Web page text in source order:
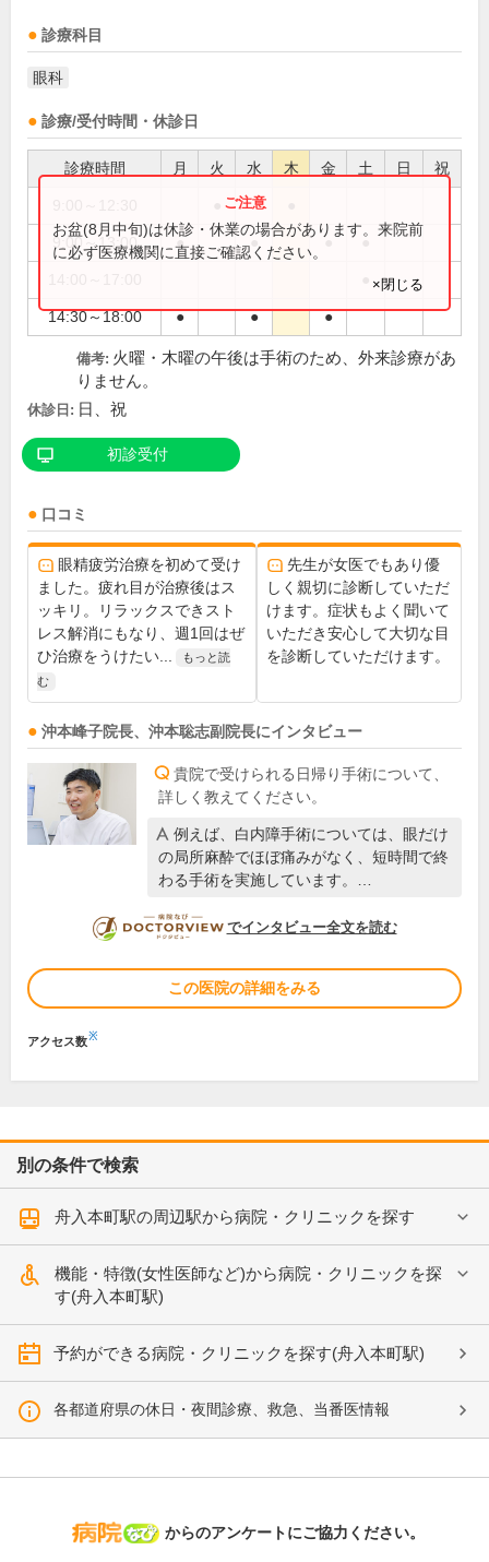
診療科目
眼科
診療/受付時間・休診日
診療時間 月 火 水 木 金 土 日 祝
9:00～13:00 ● ● ● ●
14:30～18:00 ● ● ●
お盆(8月中旬)は休診・休業の場合があります。来院前
に必ず医療機関に直接ご確認ください。
×閉じる
備考: 火曜・木曜の午後は手術のため、外来診療があ
りません。
休診日: 日、祝
初診受付
口コミ
眼精疲労治療を初めて受け
ました。疲れ目が治療後はス
ッキリ。リラックスできスト
レス解消にもなり、週1回はぜ
ひ治療をうけたい...
もっと読
む
先生が女医でもあり優
しく親切に診断していただ
けます。症状もよく聞いて
いただき安心して大切な目
を診断していただけます。
沖本峰子院長、 沖本聡志副院長にインタビュー
貴院で受けられる日帰り手術について、
詳しく教えてください。
例えば、白内障手術については、眼だけ
の局所麻酔でほぼ痛みがなく、短時間で終
わる手術を実施しています。…
DOCTORVIEW
でインタビュー全文を読む
この医院の詳細をみる
アクセス数※
別の条件で検索
舟入本町駅の周辺駅から病院・クリニックを探す
機能・特徴(女性医師など)から病院・クリニックを探
す(舟入本町駅)
予約ができる病院・クリニックを探す(舟入本町駅)
各都道府県の休日・夜間診療、救急、当番医情報
病院なび
からのアンケートにご協力ください。